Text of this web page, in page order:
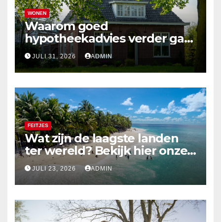
WONEN
Waarom goed
hypotheekadvies verder gaat
dan alleen cijfers
JULI 31, 2026 ADMIN
FEITJES
Wat zijn de laagste landen
ter wereld? Bekijk hier onze
top 10
JULI 23, 2026 ADMIN